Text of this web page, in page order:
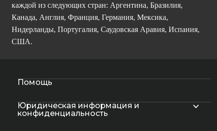
каждой из следующих стран: Аргентина, Бразилия,
Канада, Англия, Франция, Германия, Мексика,
Нидерланды, Португалия, Саудовская Аравия, Испания,
США.
Помощь
Юридическая информация и
конфиденциальность